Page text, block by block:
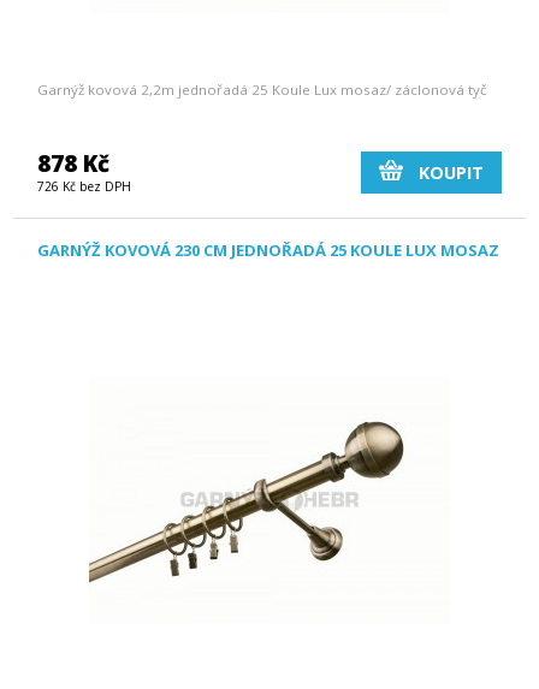
Garnýž kovová 2,2m jednořadá 25 Koule Lux mosaz/ záclonová tyč
878 Kč
726 Kč bez DPH
KOUPIT
GARNÝŽ KOVOVÁ 230 CM JEDNOŘADÁ 25 KOULE LUX MOSAZ